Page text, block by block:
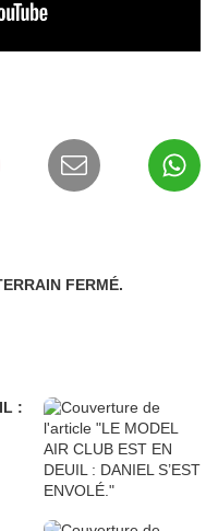
INCENDIE TRÉS ÉLEVÉ : TERRAIN FERMÉ.